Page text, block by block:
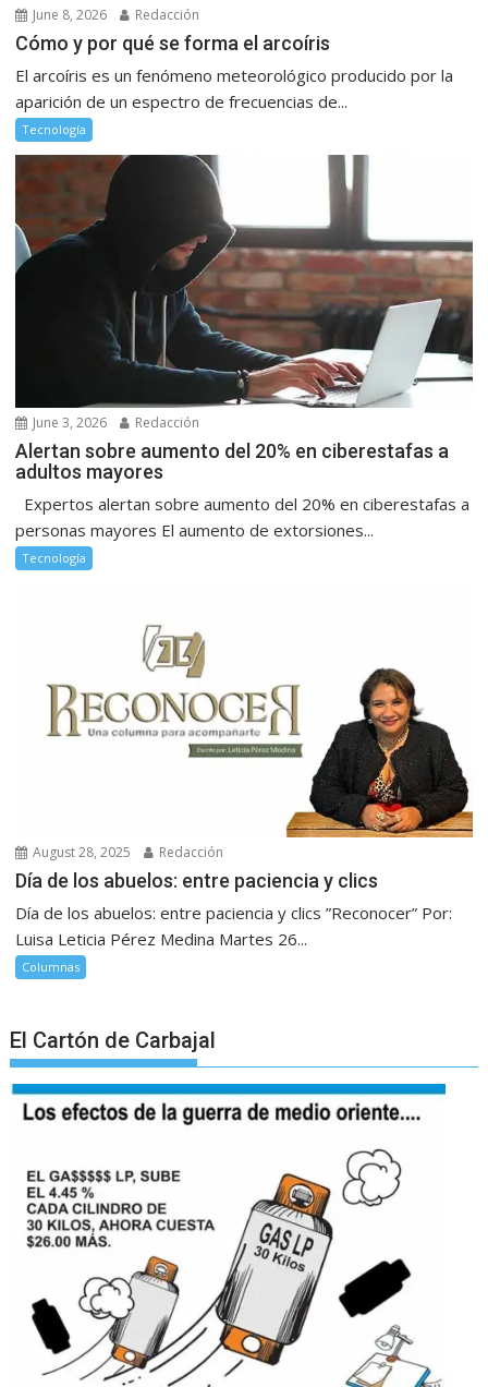
June 8, 2026 Redacción
Cómo y por qué se forma el arcoíris
El arcoíris es un fenómeno meteorológico producido por la
aparición de un espectro de frecuencias de...
Tecnología
June 3, 2026 Redacción
Alertan sobre aumento del 20% en ciberestafas a
adultos mayores
Expertos alertan sobre aumento del 20% en ciberestafas a
personas mayores El aumento de extorsiones...
Tecnología
August 28, 2025 Redacción
Día de los abuelos: entre paciencia y clics
Día de los abuelos: entre paciencia y clics ”Reconocer” Por:
Luisa Leticia Pérez Medina Martes 26...
Columnas
El Cartón de Carbajal